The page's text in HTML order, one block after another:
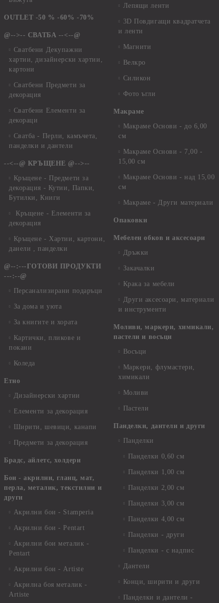
OUTLET -50 % -60% -70%
@-->-- СВАТБА --<--@
Сватбени Декупажни
хартии, дизайнерски хартии,
картони
Сватбени Предмети за
декорация
Сватбени Елементи за
декораци
Сватба - Перли, камъчета,
панделки и дантели
--<--@ КРЪЩЕНЕ @-->--
Кръщене - Предмети за
декорация - Кутии, Папки,
Бутилки, Книги
Кръщене - Елементи за
декорация
Кръщене - Хартии, картони,
данели , панделки
@--:---ГОТОВИ ПРОДУКТИ
---:--@
Персанализирани подаръци
За дома и уюта
За книгите и хората
Картички, пликове и
покани
Коледа
Етно
Дизайнерски хартии
Елементи за декорация
Ширити, шевици, канапи
Предмети за декорация
Брадс, айлетс, холдери
Бои - акрилни, гланц, мат,
перла, металик, текстилни и
други
Акрилни бои - Stamperia
Акрилни бои - Pentart
Акрилни бои металик -
Pentart
Акрилни бои - Artiste
Акрилна боя металик -
Artiste
Лепящи ленти
3D Повдигащи квадратчета
и ленти
Магнити
Велкро
Силикон
Фото ъгли
Макраме
Макраме Основи - до 6,00
см
Макраме Основи - 7,00 -
15,00 см
Макраме Основи - над 15,00
см
Макраме - Други материали
Опаковки
Мебелен обков и аксесоари
Дръжки
Закачалки
Крака за мебели
Други аксесоари, материали
и инструменти
Моливи, маркери, химикали,
пастели и восъци
Восъци
Маркери, флумастери,
химикали
Моливи
Пастели
Панделки, дантели и други
Панделки
Панделки 0,60 см
Панделки 1,00 см
Панделки 2,00 см
Панделки 3,00 см
Панделки 4,00 см
Панделки - други
Панделки - с надпис
Дантели
Конци, ширити и други
Панделки и дантели -